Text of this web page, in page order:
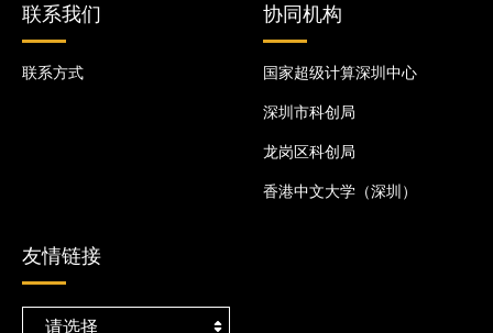
联系我们
联系方式
协同机构
国家超级计算深圳中心
深圳市科创局
龙岗区科创局
香港中文大学（深圳）
友情链接